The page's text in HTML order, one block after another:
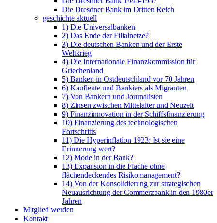
Die Dresdner Bank im Dritten Reich
geschichte aktuell
1) Die Universalbanken
2) Das Ende der Filialnetze?
3) Die deutschen Banken und der Erste
Weltkrieg
4) Die Internationale Finanzkommission für
Griechenland
5) Banken in Ostdeutschland vor 70 Jahren
6) Kaufleute und Bankiers als Migranten
7) Von Bankern und Journalisten
8) Zinsen zwischen Mittelalter und Neuzeit
9) Finanzinnovation in der Schiffsfinanzierung
10) Finanzierung des technologischen
Fortschritts
11) Die Hyperinflation 1923: Ist sie eine
Erinnerung wert?
12) Mode in der Bank?
13) Expansion in die Fläche ohne
flächendeckendes Risikomanagement?
14) Von der Konsolidierung zur strategischen
Neuausrichtung der Commerzbank in den 1980er
Jahren
Mitglied werden
Kontakt